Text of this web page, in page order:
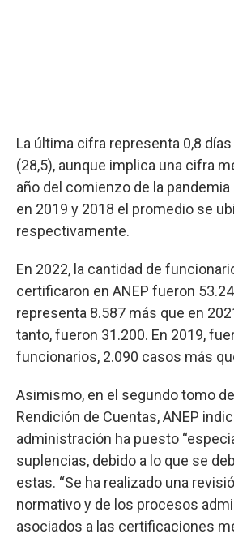
La última cifra representa 0,8
(28,5), aunque implica una cifra
año del comienzo de la pandemia
en 2019 y 2018 el promedio se
respectivamente.
En 2022, la cantidad de
certificaron en ANEP fueron
representa 8.587 más que en
tanto, fueron 31.200. En 2019,
funcionarios, 2.090 casos más
Asimismo, en el segundo tomo
Rendición de Cuentas, ANEP
administración ha puesto
suplencias, debido a lo que se
estas. “Se ha realizado una
normativo y de los procesos
asociados a las certificaciones